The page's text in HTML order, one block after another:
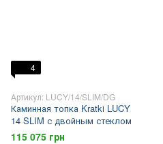
4
Артикул: LUCY/14/SLIM/DG
Каминная топка Kratki LUCY
14 SLIM с двойным стеклом
115 075 грн